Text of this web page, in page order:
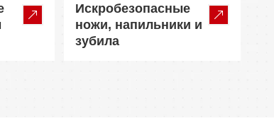
Искробезопасные
ножи, напильники и
зубила